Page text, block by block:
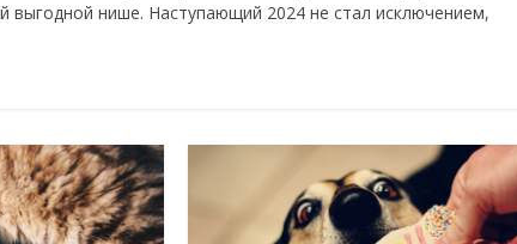
выгодной нише. Наступающий 2024 не стал исключением,